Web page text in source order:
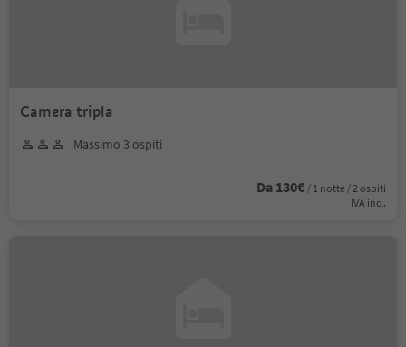
Camera tripla
Massimo 3 ospiti
Da 130€ / 1 notte / 2 ospiti
IVA incl.